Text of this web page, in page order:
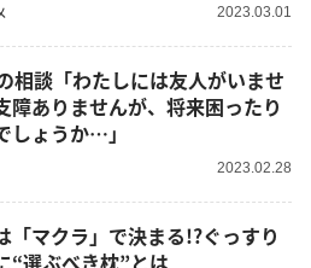
2023.03.01
相談「わたしには友人がいませ
障ありませんが、将来困ったり
しょうか…」
2023.02.28
「マクラ」で決まる!?ぐっすり